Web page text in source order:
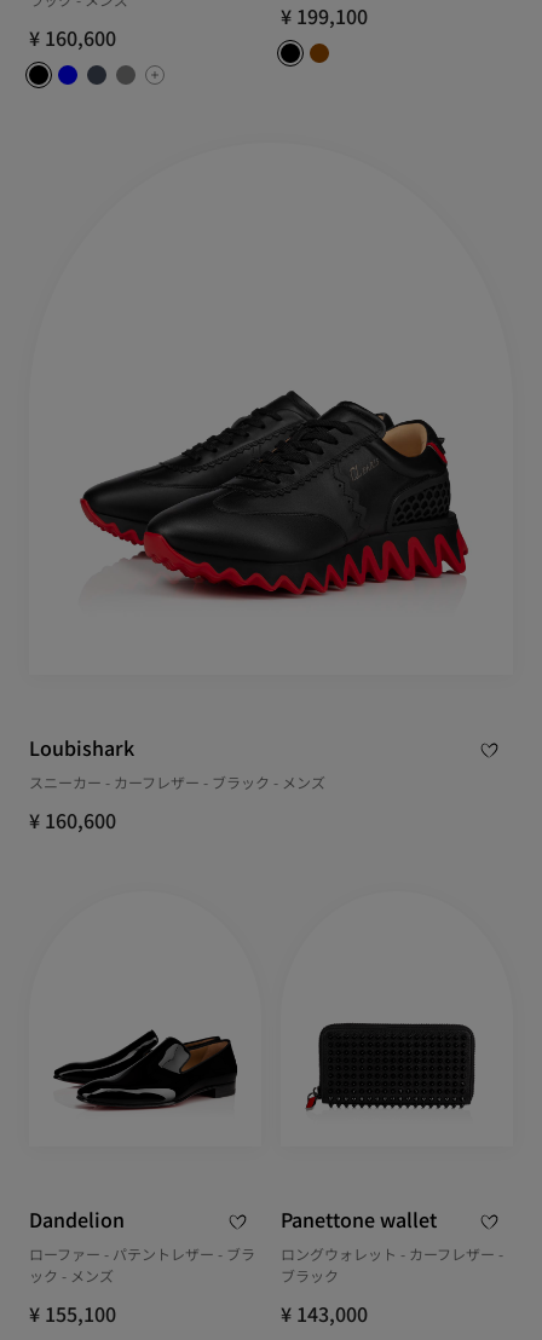
¥ 160,600
¥ 199,100
Loubishark
スニーカー - カーフレザー - ブラック - メンズ
¥ 160,600
Dandelion
ローファー - パテントレザー - ブラ
ック - メンズ
¥ 155,100
Panettone wallet
ロングウォレット - カーフレザー -
ブラック
¥ 143,000